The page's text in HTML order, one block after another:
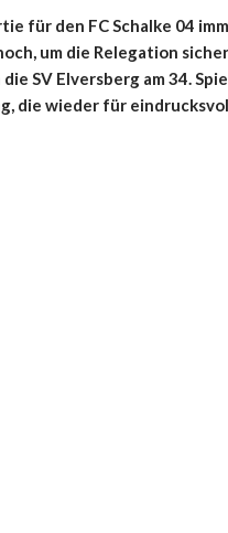
für den FC Schalke 04
um die Relegation
SV Elversberg am 34.
die wieder für